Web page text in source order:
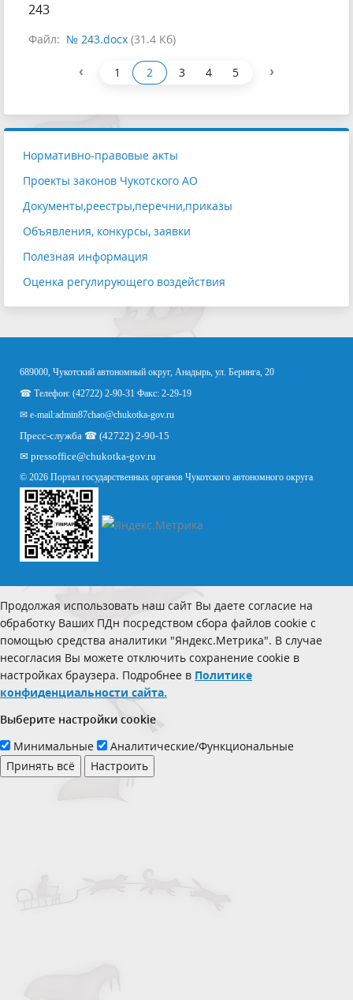
243
Файл: № 243.docx (31.4 Кб)
‹ 1 2 3 4 5 ›
Нормативно-правовые акты
Проекты законов Чукотского АО
Документы,реестры,перечни,приказы
Объявления, конкурсы, заявки
Полезная информация
Оценка регулирующего воздействия
689000, Чукотский автономный округ, Анадырь, ул. Беринга, 20
☎ Телефон: (42722) 2-90-31 Факс: 2-29-19
✉ e-mail:admin87chao@chukotka-gov.ru
Пресс-служба ☎ (42722) 2-90-15
✉ pressoffice@chukotka-gov.ru
© 2026 Портал государственных органов Чукотского автономного округа
Продолжая использовать наш сайт Вы даете согласие на
обработку Ваших ПДн посредством сбора файлов cookie с
помощью средства аналитики "Яндекс.Метрика". В случае
несогласия Вы можете отключить сохранение cookie в
настройках браузера. Подробнее в Политике
конфиденциальности сайта.
Выберите настройки cookie
Минимальные
Аналитические/Функциональные
Принять всё
Настроить